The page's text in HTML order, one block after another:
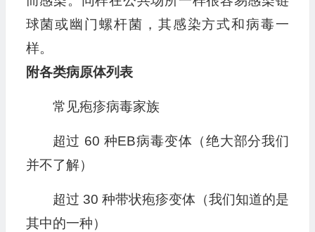
球菌或幽门螺杆菌，其感染方式和病毒一
样。
附各类病原体列表
常见疱疹病毒家族
超过 60 种EB病毒变体（绝大部分我们
并不了解）
超过 30 种带状疱疹变体（我们知道的是
其中的一种）